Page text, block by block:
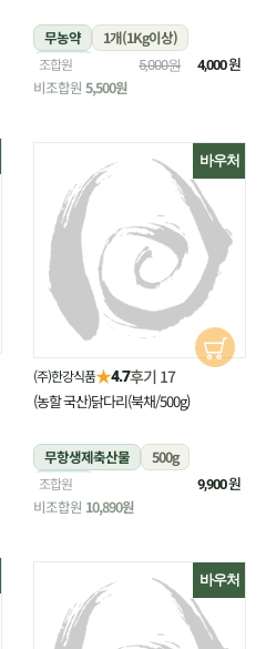
무농약
1개(1Kg이상)
냉장
조합원 5,000원 4,000원
비조합원 5,500원
바우처
(주)한강식품★4.7후기 17
(농할 국산)닭다리(북채/500g)
무항생제축산물
500g
냉장
조합원 9,900원
비조합원 10,890원
바우처